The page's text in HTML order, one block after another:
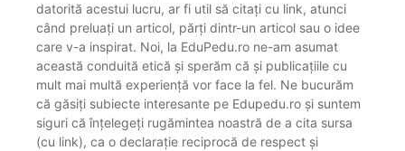
datorită acestui lucru, ar fi util să citați cu link, atunci
când preluați un articol, părți dintr-un articol sau o idee
care v-a inspirat. Noi, la EduPedu.ro ne-am asumat
această conduită etică și sperăm că și publicațiile cu
mult mai multă experiență vor face la fel. Ne bucurăm
că găsiți subiecte interesante pe Edupedu.ro și suntem
siguri că înțelegeți rugămintea noastră de a cita sursa
(cu link), ca o declarație reciprocă de respect și